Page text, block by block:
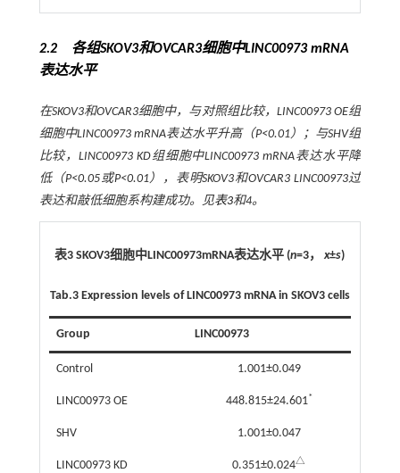
2.2 各组SKOV3和OVCAR3细胞中LINC00973 mRNA
表达水平
在SKOV3和OVCAR3细胞中，与对照组比较，LINC00973 OE组
细胞中LINC00973 mRNA表达水平升高（P<0.01）；与SHV组
比较，LINC00973 KD组细胞中LINC00973 mRNA表达水平降
低（P<0.05或P<0.01），表明SKOV3和OVCAR3 LINC00973过
表达和敲低细胞系构建成功。见表3和4。
表3 SKOV3细胞中LINC00973mRNA表达水平 (n=3，x±s)
Tab.3 Expression levels of LINC00973 mRNA in SKOV3 cells
Group LINC00973
Control 1.001±0.049
LINC00973 OE 448.815±24.601*
SHV 1.001±0.047
LINC00973 KD 0.351±0.024△